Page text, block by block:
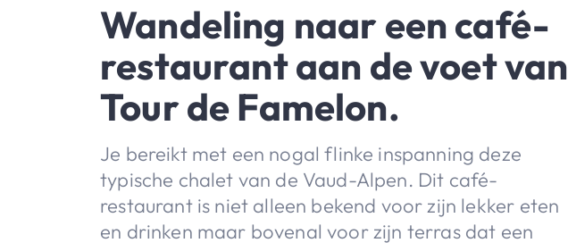
Wandeling naar een café-
restaurant aan de voet van
Tour de Famelon.
Je bereikt met een nogal flinke inspanning deze
typische chalet van de Vaud-Alpen. Dit café-
restaurant is niet alleen bekend voor zijn lekker eten
en drinken maar bovenal voor zijn terras dat een